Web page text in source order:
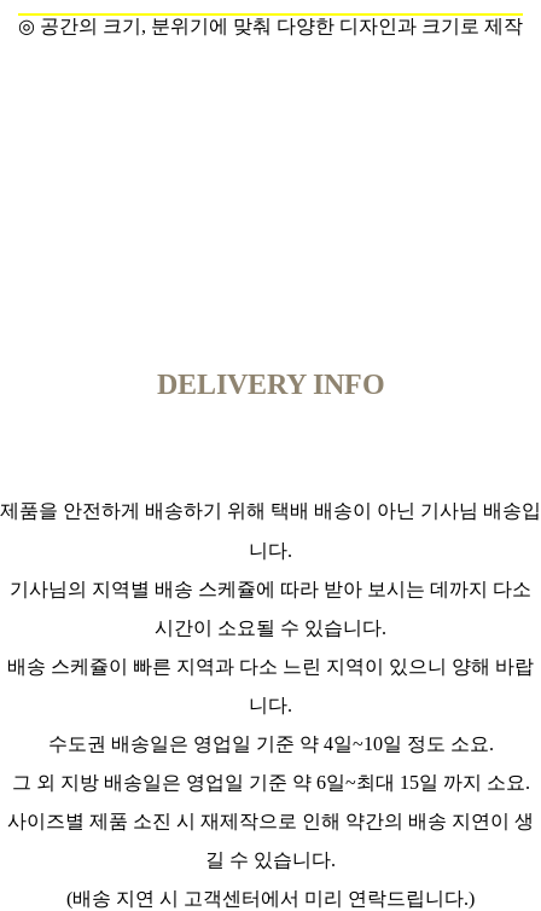
◎ 공간의 크기, 분위기에 맞춰 다양한 디자인과 크기로 제작
DELIVERY INFO
제품을 안전하게 배송하기 위해 택배 배송이 아닌 기사님 배송입
니다.
기사님의 지역별 배송 스케쥴에 따라 받아 보시는 데까지 다소
시간이 소요될 수 있습니다.
배송 스케쥴이 빠른 지역과 다소 느린 지역이 있으니 양해 바랍
니다.
수도권 배송일은 영업일 기준 약 4일~10일 정도 소요.
그 외 지방 배송일은 영업일 기준 약 6일~최대 15일 까지 소요.
사이즈별 제품 소진 시 재제작으로 인해 약간의 배송 지연이 생
길 수 있습니다.
(배송 지연 시 고객센터에서 미리 연락드립니다.)